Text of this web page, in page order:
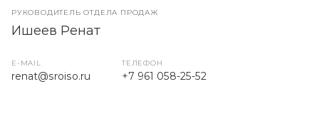
РУКОВОДИТЕЛЬ ОТДЕЛА ПРОДАЖ
Ишеев Ренат
E-MAIL
renat@sroiso.ru
ТЕЛЕФОН
+7 961 058-25-52